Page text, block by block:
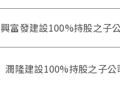
興富發建設100%持股之子
潤隆建設100%持股之子公